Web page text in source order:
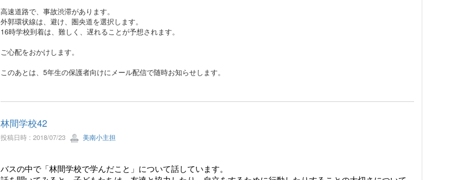
高速道路で、事故渋滞があります。
外郭環状線は、避け、圏央道を選択します。
16時学校到着は、難しく、遅れることが予想されます。
ご心配をおかけします。
このあとは、5年生の保護者向けにメール配信で随時お知らせします。
林間学校42
投稿日時 : 2018/07/23 美南小主担
バスの中で「林間学校で学んだこと」について話しています。